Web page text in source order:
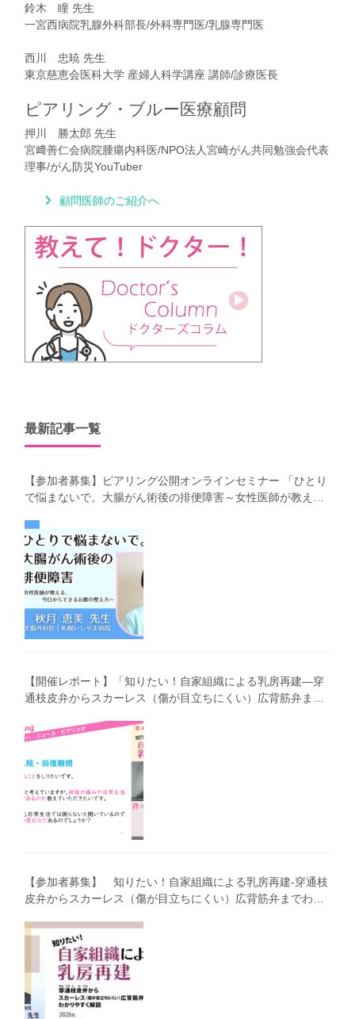
鈴木 瞳 先生
一宮西病院乳腺外科部長/外科専門医/乳腺専門医
西川 忠暁 先生
東京慈恵会医科大学 産婦人科学講座 講師/診療医長
ピアリング・ブルー医療顧問
押川 勝太郎 先生
宮﨑善仁会病院腫瘍内科医/NPO法人宮崎がん共同勉強会代表
理事/がん防災YouTuber
顧問医師のご紹介へ
最新記事一覧
【参加者募集】ピアリング公開オンラインセミナー 「ひとり
で悩まないで。大腸がん術後の排便障害～女性医師が教え
【開催レポート】「知りたい！自家組織による乳房再建―穿
通枝皮弁からスカーレス（傷が目立ちにくい）広背筋弁まで
【参加者募集】 知りたい！自家組織による乳房再建-穿通枝
皮弁からスカーレス（傷が目立ちにくい）広背筋弁までわか